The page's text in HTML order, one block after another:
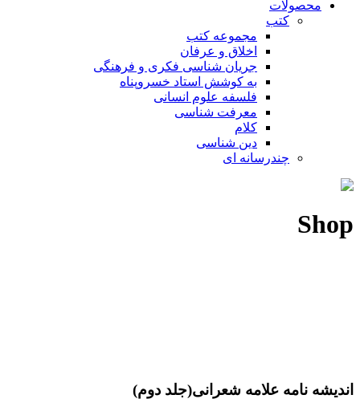
محصولات
کتب
مجموعه کتب
اخلاق و عرفان
جریان شناسی فکری و فرهنگی
به کوشش استاد خسروپناه
فلسفه علوم انسانی
معرفت شناسی
کلام
دین شناسی
چندرسانه ای
Shop
اندیشه نامه علامه شعرانی(جلد دوم)